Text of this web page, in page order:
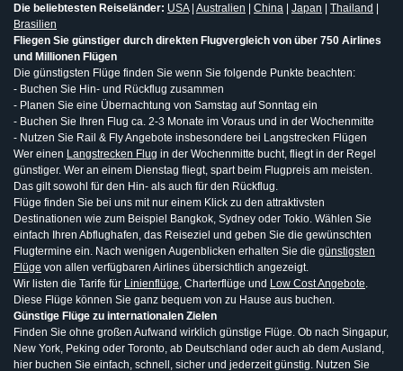
Die beliebtesten Reiseländer: USA| Australien | China | Japan | Thailand |
Brasilien
Fliegen Sie günstiger durch direkten Flugvergleich von über 750 Airlines
und Millionen Flügen
Die günstigsten Flüge finden Sie wenn Sie folgende Punkte beachten:
- Buchen Sie Hin- und Rückflug zusammen
- Planen Sie eine Übernachtung von Samstag auf Sonntag ein
- Buchen Sie Ihren Flug ca. 2-3 Monate im Voraus und in der Wochenmitte
- Nutzen Sie Rail & Fly Angebote insbesondere bei Langstrecken Flügen
Wer einen Langstrecken Flug in der Wochenmitte bucht, fliegt in der Regel
günstiger. Wer an einem Dienstag fliegt, spart beim Flugpreis am meisten.
Das gilt sowohl für den Hin- als auch für den Rückflug.
Flüge finden Sie bei uns mit nur einem Klick zu den attraktivsten
Destinationen wie zum Beispiel Bangkok, Sydney oder Tokio. Wählen Sie
einfach Ihren Abflughafen, das Reiseziel und geben Sie die gewünschten
Flugtermine ein. Nach wenigen Augenblicken erhalten Sie die günstigsten
Flüge von allen verfügbaren Airlines übersichtlich angezeigt.
Wir listen die Tarife für Linienflüge , Charterflüge und Low Cost Angebote
Diese Flüge können Sie ganz bequem von zu Hause aus buchen.
Günstige Flüge zu internationalen Zielen
Finden Sie ohne großen Aufwand wirklich günstige Flüge. Ob nach Singapur,
New York, Peking oder Toronto, ab Deutschland oder auch ab dem Ausland,
hier buchen Sie einfach, schnell, sicher und jederzeit günstig. Nutzen Sie